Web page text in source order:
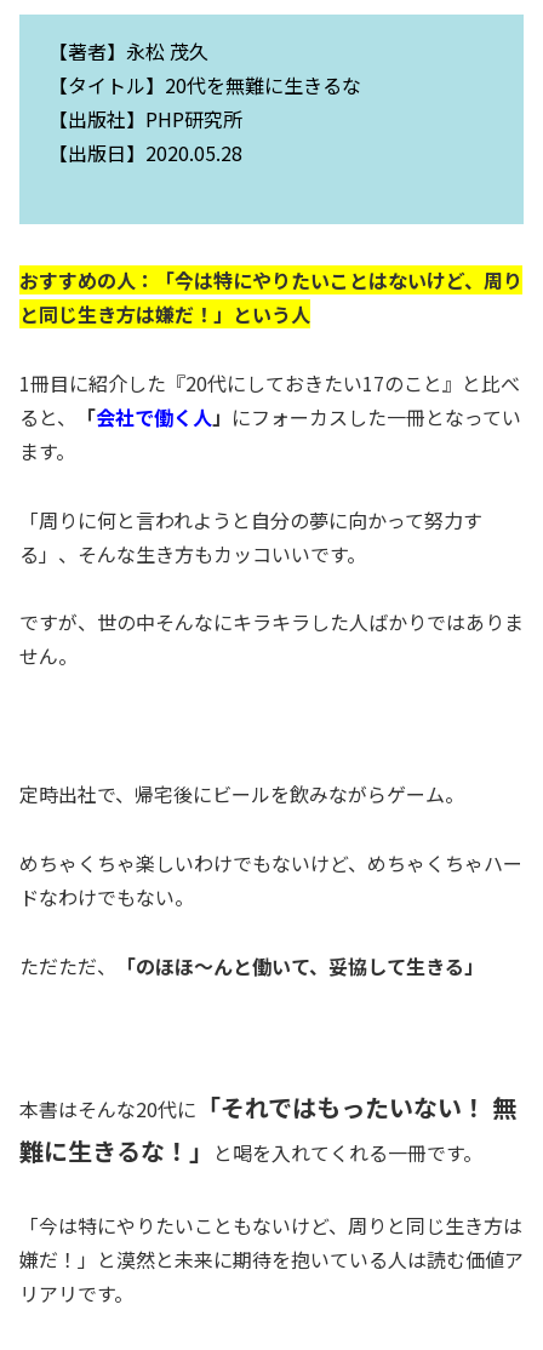
【著者】永松 茂久
【タイトル】20代を無難に生きるな
【出版社】PHP研究所
【出版日】2020.05.28
おすすめの人：「今は特にやりたいことはないけど、周り
と同じ生き方は嫌だ！」という人
1冊目に紹介した『20代にしておきたい17のこと』と比べ
ると、
「会社で働く人」 にフォーカスした一冊となってい
ます。
「周りに何と言われようと自分の夢に向かって努力す
る」、そんな生き方もカッコいいです。
ですが、世の中そんなにキラキラした人ばかりではありま
せん。
定時出社で、帰宅後にビールを飲みながらゲーム。
めちゃくちゃ楽しいわけでもないけど、めちゃくちゃハー
ドなわけでもない。
ただただ、 「のほほ～んと働いて、妥協して生きる」
本書はそんな20代に 「それではもったいない！ 無
難に生きるな！」
と喝を入れてくれる一冊です。
「今は特にやりたいこともないけど、周りと同じ生き方は
嫌だ！」と漠然と未来に期待を抱いている人は読む価値ア
リアリです。